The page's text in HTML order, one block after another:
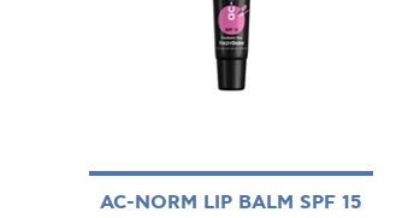
AC-NORM LIP BALM SPF 15